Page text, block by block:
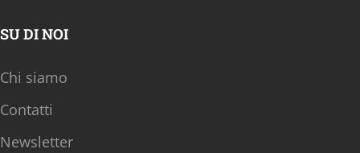
SU DI NOI
Chi siamo
Contatti
Newsletter